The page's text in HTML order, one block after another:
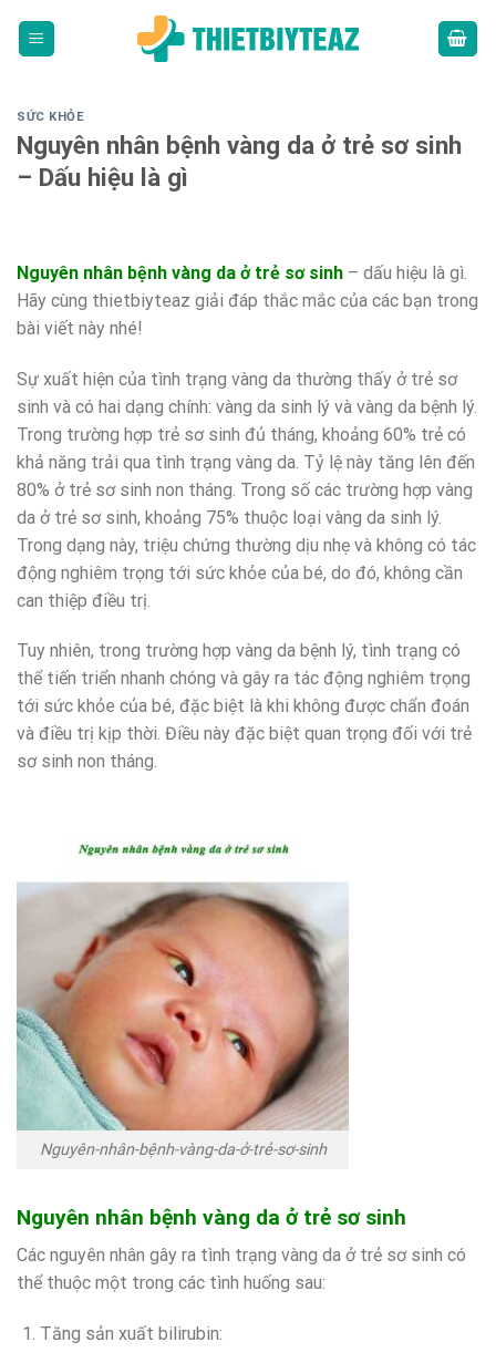
SỨC KHỎE
Nguyên nhân bệnh vàng da ở trẻ sơ sinh
– Dấu hiệu là gì
Nguyên nhân bệnh vàng da ở trẻ sơ sinh – dấu hiệu là gì.
Hãy cùng thietbiyteaz giải đáp thắc mắc của các bạn trong
bài viết này nhé!
Sự xuất hiện của tình trạng vàng da thường thấy ở trẻ sơ
sinh và có hai dạng chính: vàng da sinh lý và vàng da bệnh lý.
Trong trường hợp trẻ sơ sinh đủ tháng, khoảng 60% trẻ có
khả năng trải qua tình trạng vàng da. Tỷ lệ này tăng lên đến
80% ở trẻ sơ sinh non tháng. Trong số các trường hợp vàng
da ở trẻ sơ sinh, khoảng 75% thuộc loại vàng da sinh lý.
Trong dạng này, triệu chứng thường dịu nhẹ và không có tác
động nghiêm trọng tới sức khỏe của bé, do đó, không cần
can thiệp điều trị.
Tuy nhiên, trong trường hợp vàng da bệnh lý, tình trạng có
thể tiến triển nhanh chóng và gây ra tác động nghiêm trọng
tới sức khỏe của bé, đặc biệt là khi không được chẩn đoán
và điều trị kịp thời. Điều này đặc biệt quan trọng đối với trẻ
sơ sinh non tháng.
Nguyên-nhân-bệnh-vàng-da-ở-trẻ-sơ-sinh
Nguyên nhân bệnh vàng da ở trẻ sơ sinh
Các nguyên nhân gây ra tình trạng vàng da ở trẻ sơ sinh có
thể thuộc một trong các tình huống sau:
Tăng sản xuất bilirubin: